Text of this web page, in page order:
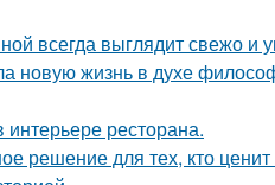
всегда выглядит свежо и
новую жизнь в духе
ресторана.
решение для тех, кто